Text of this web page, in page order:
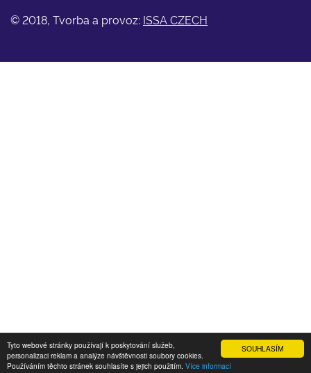
SOUHLASÍM
Tyto webové stránky používají k poskytování služeb,
personalizaci reklam a analýze návštěvnosti soubory cookies.
Používáním těchto stránek souhlasíte s jejich použitím. Více informací
© 2018, Tvorba a provoz: ISSA CZECH